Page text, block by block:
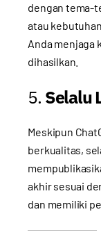
dengan tema-
atau
Anda menjaga
dihasilkan.
5. Selalu
Meskipun
berkualitas,
akhir sesuai
dan memiliki